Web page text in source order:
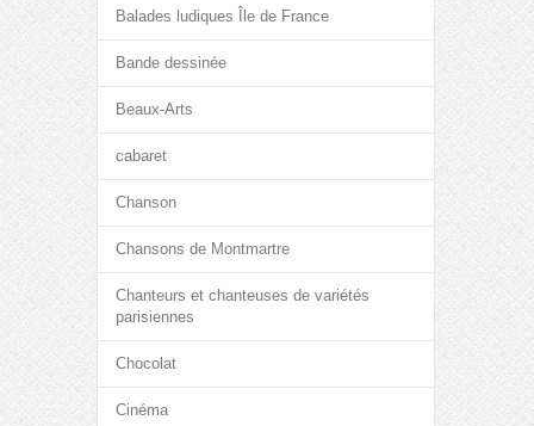
Balades ludiques Île de France
Bande dessinée
Beaux-Arts
cabaret
Chanson
Chansons de Montmartre
Chanteurs et chanteuses de variétés
parisiennes
Chocolat
Cinéma